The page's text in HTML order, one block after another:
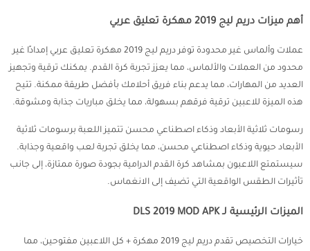
أهم ميزات دريم ليج 2019 مهكرة تعليق عربي
عملات وألماس غير محدودة توفر دريم ليج 2019 مهكرة تعليق عربي إمدادًا غير
محدود من العملات والألماس، مما يعزز تجربة كرة القدم. يمكنك ترقية وتجهيز
العديد من المهارات، مما يدعم بناء فريق أحلامك بأفضل طريقة ممكنة. تتيح
هذه الميزة للاعبين ترقية فرقهم بسهولة، مما يخلق مباريات جذابة ومشوقة.
رسومات ثلاثية الأبعاد وذكاء اصطناعي محسن تتميز اللعبة برسومات ثلاثية
الأبعاد حيوية وذكاء اصطناعي محسن، مما يخلق تجربة لعب واقعية وجذابة.
سيستمتع اللاعبون بمشاهد كرة القدم الدرامية بجودة صورة ممتازة، إلى جانب
تأثيرات الطقس الواقعية التي تضيف إلى الانغماس.
الميزات الرئيسية لـ DLS 2019 MOD APK
خيارات التخصيص تقدم دريم ليج 2019 مهكرة + كل اللاعبين مفتوحين، مما